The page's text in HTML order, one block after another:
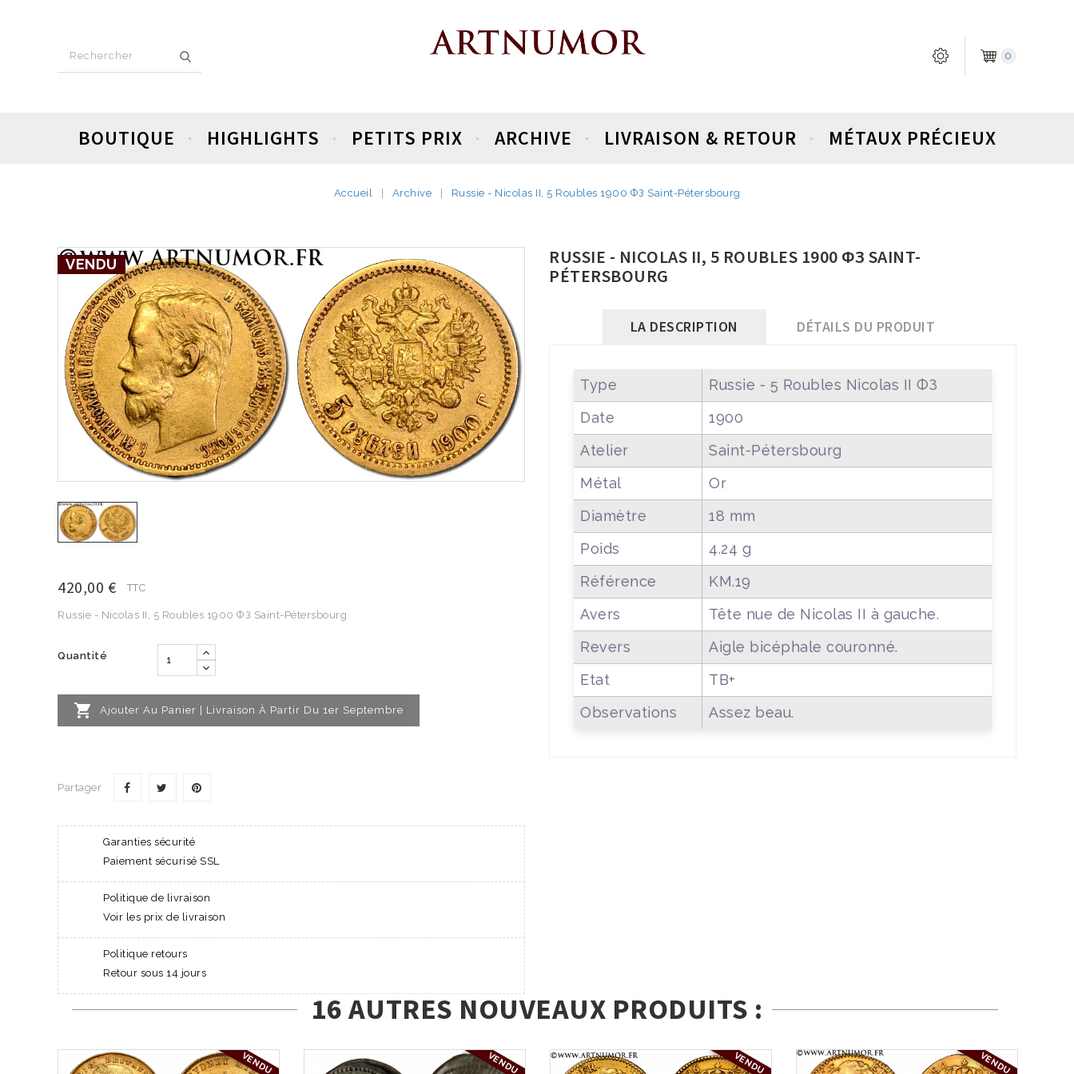
0
BOUTIQUE HIGHLIGHTS PETITS PRIX ARCHIVE LIVRAISON & RETOUR MÉTAUX PRÉCIEUX
Accueil Archive Russie - Nicolas II, 5 Roubles 1900 ФЗ Saint-Pétersbourg
VENDU
420,00 € TTC
Russie - Nicolas II, 5 Roubles 1900 ФЗ Saint-Pétersbourg
Quantité
 Ajouter Au Panier | Livraison À Partir Du 1er Septembre
Partager
Garanties sécurité
Paiement sécurisé SSL
Politique de livraison
Voir les prix de livraison
Politique retours
Retour sous 14 jours
RUSSIE - NICOLAS II, 5 ROUBLES 1900 ФЗ SAINT-
PÉTERSBOURG
LA DESCRIPTION DÉTAILS DU PRODUIT
Type
Russie - 5 Roubles Nicolas II ФЗ
Date
1900
Atelier
Saint-Pétersbourg
Métal
Or
Diamètre
18 mm
Poids
4.24 g
Référence
KM.19
Avers
Tête nue de Nicolas II à gauche.
Revers
Aigle bicéphale couronné.
Etat
TB+
Observations
Assez beau.
16 AUTRES NOUVEAUX PRODUITS :
VENDU VENDU VENDU VENDU